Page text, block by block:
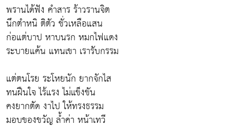
พรานได้ฟัง คำสาร ร้าวรานจิต
นึกตำหนิ ติตัว ชั่วเหลือแสน
ก่อแต่บาป หาบนรก หมกไฟแดง
ระบายแค้น แทนเขา เรารับกรรม
แต่ตนโรย ระโหยนัก ยากจักไส
ทนฝืนใจ ไร้แรง ไม่แข็งขัน
คงยากตัด งาไป ให้ทรงธรรม
มอบของขวัญ ล้ำค่า หน้าเทวี